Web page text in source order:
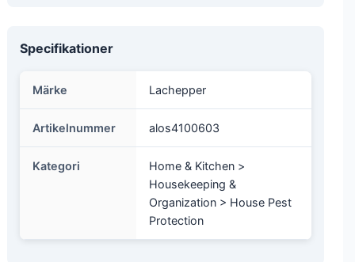
Specifikationer
Märke Lachepper
Artikelnummer alos4100603
Kategori
Home & Kitchen >
Housekeeping &
Organization > House Pest
Protection